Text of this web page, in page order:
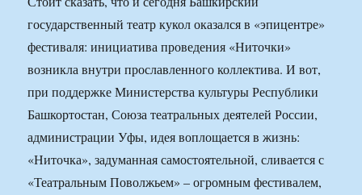
государственный театр кукол оказался в «эпицентре»
фестиваля: инициатива проведения «Ниточки»
возникла внутри прославленного коллектива. И вот,
при поддержке Министерства культуры Республики
Башкортостан, Союза театральных деятелей России,
администрации Уфы, идея воплощается в жизнь:
«Ниточка», задуманная самостоятельной, сливается с
«Театральным Поволжьем» – огромным фестивалем,